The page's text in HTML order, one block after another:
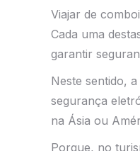
Viajar de
Cada uma
garantir
Neste sentido, a
segurança
na Ásia ou
Porque, no